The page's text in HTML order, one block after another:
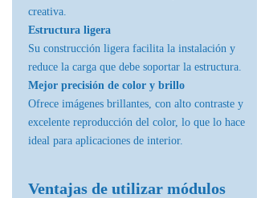
creativa.
Estructura ligera
Su construcción ligera facilita la instalación y
reduce la carga que debe soportar la estructura.
Mejor precisión de color y brillo
Ofrece imágenes brillantes, con alto contraste y
excelente reproducción del color, lo que lo hace
ideal para aplicaciones de interior.
Ventajas de utilizar módulos